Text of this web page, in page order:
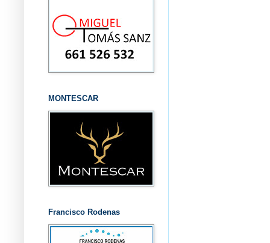
MONTESCAR
Francisco Rodenas